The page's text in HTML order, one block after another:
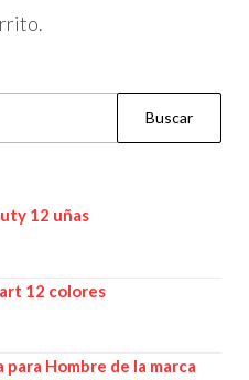
12 uñas
12 colores
para Hombre de la marca